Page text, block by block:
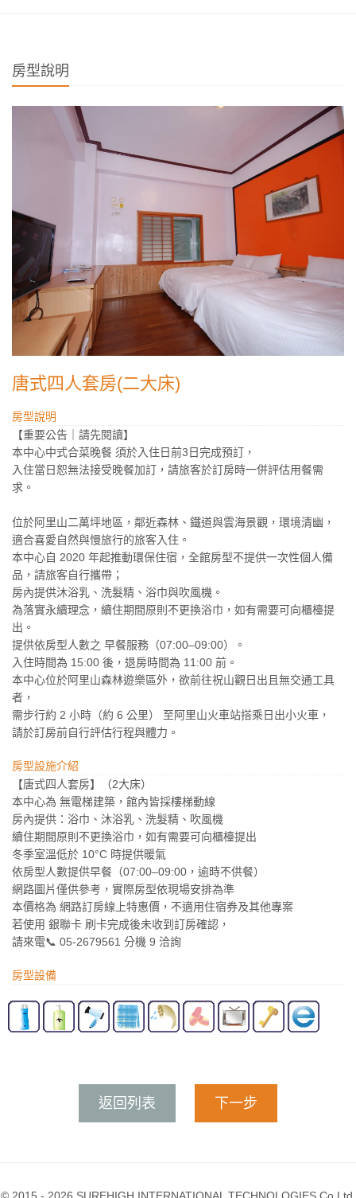
房型說明
唐式四人套房(二大床)
房型說明
【重要公告｜請先閱讀】
本中心中式合菜晚餐 須於入住日前3日完成預訂，
入住當日恕無法接受晚餐加訂，請旅客於訂房時一併評估用餐需
求。
位於阿里山二萬坪地區，鄰近森林、鐵道與雲海景觀，環境清幽，
適合喜愛自然與慢旅行的旅客入住。
本中心自 2020 年起推動環保住宿，全館房型不提供一次性個人備
品，請旅客自行攜帶；
房內提供沐浴乳、洗髮精、浴巾與吹風機。
為落實永續理念，續住期間原則不更換浴巾，如有需要可向櫃檯提
出。
提供依房型人數之 早餐服務（07:00–09:00）。
入住時間為 15:00 後，退房時間為 11:00 前。
本中心位於阿里山森林遊樂區外，欲前往祝山觀日出且無交通工具
者，
需步行約 2 小時（約 6 公里） 至阿里山火車站搭乘日出小火車，
請於訂房前自行評估行程與體力。
房型設施介紹
【唐式四人套房】（2大床）
本中心為 無電梯建築，館內皆採樓梯動線
房內提供：浴巾、沐浴乳、洗髮精、吹風機
續住期間原則不更換浴巾，如有需要可向櫃檯提出
冬季室溫低於 10°C 時提供暖氣
依房型人數提供早餐（07:00–09:00，逾時不供餐）
網路圖片僅供參考，實際房型依現場安排為準
本價格為 網路訂房線上特惠價，不適用住宿券及其他專案
若使用 銀聯卡 刷卡完成後未收到訂房確認，
請來電📞 05-2679561 分機 9 洽詢
房型設備
返回列表 下一步
© 2015 - 2026 SUREHIGH INTERNATIONAL TECHNOLOGIES Co.Ltd.